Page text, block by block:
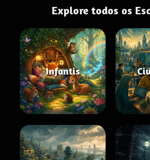
Explore todos os
Infantis